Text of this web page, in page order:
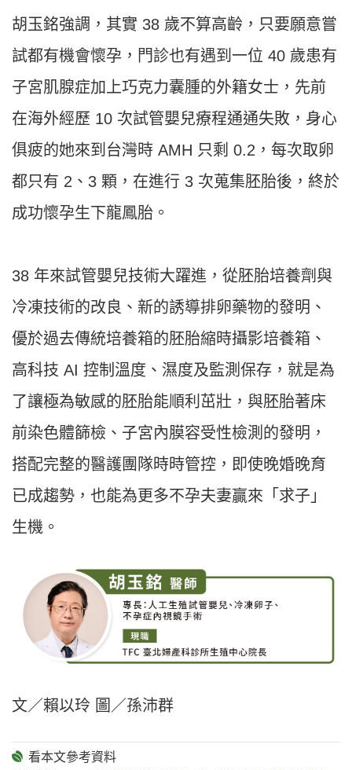
胡玉銘強調，其實 38 歲不算高齡，只要願意嘗
試都有機會懷孕，門診也有遇到一位 40 歲患有
子宮肌腺症加上巧克力囊腫的外籍女士，先前
在海外經歷 10 次試管嬰兒療程通通失敗，身心
俱疲的她來到台灣時 AMH 只剩 0.2，每次取卵
都只有 2、3 顆，在進行 3 次蒐集胚胎後，終於
成功懷孕生下龍鳳胎。
38 年來試管嬰兒技術大躍進，從胚胎培養劑與
冷凍技術的改良、新的誘導排卵藥物的發明、
優於過去傳統培養箱的胚胎縮時攝影培養箱、
高科技 AI 控制溫度、濕度及監測保存，就是為
了讓極為敏感的胚胎能順利茁壯，與胚胎著床
前染色體篩檢、子宮內膜容受性檢測的發明，
搭配完整的醫護團隊時時管控，即使晚婚晚育
已成趨勢，也能為更多不孕夫妻贏來「求子」
生機。
文／賴以玲 圖／孫沛群